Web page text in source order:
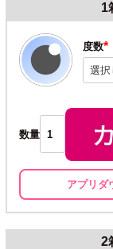
1
度数
(
数量
アプリダ
2